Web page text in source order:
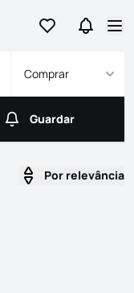
Ir para osIr para
Comprar
Guardar
Guardar
Por relevância